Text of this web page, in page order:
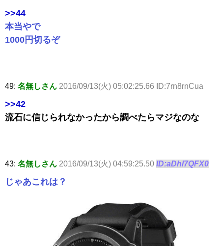
>>44
本当やで
1000円切るぞ
49: 名無しさん 2016/09/13(火) 05:02:25.66 ID:7rn8rnCua
>>42
流石に信じられなかったから調べたらマジなのな
43: 名無しさん 2016/09/13(火) 04:59:25.50 ID:aDhl7QFX0
じゃあこれは？